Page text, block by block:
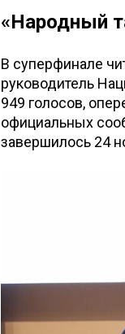
«Народный
В суперфинале
руководитель
949 голосов,
официальных
завершилось 24